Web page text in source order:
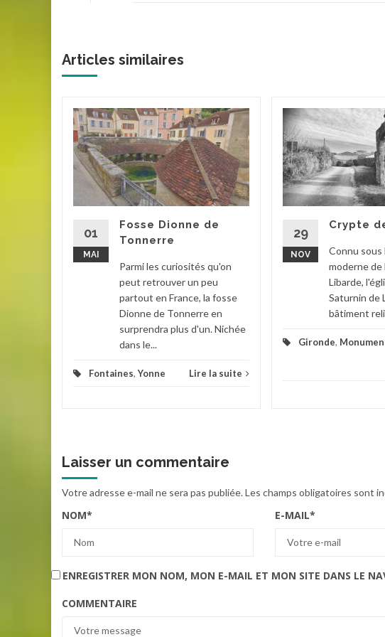
Articles similaires
01
MAI
Fosse Dionne de
Tonnerre
Parmi les curiosités qu'on
peut retrouver un peu
partout en France, la fosse
Dionne de Tonnerre en
surprendra plus d'un. Nichée
dans le...
Fontaines,Yonne Lire la suite
29
NOV
Crypte
Connu sous
moderne de
Libarde,
Saturnin de
bâtiment
Gironde,
Laisser un commentaire
Votre adresse e-mail ne sera pas publiée.Les champs obligatoires sont
NOM* E-MAIL*
ENREGISTRER MON NOM, MON E-MAIL ET MON SITE DANS LE
COMMENTAIRE